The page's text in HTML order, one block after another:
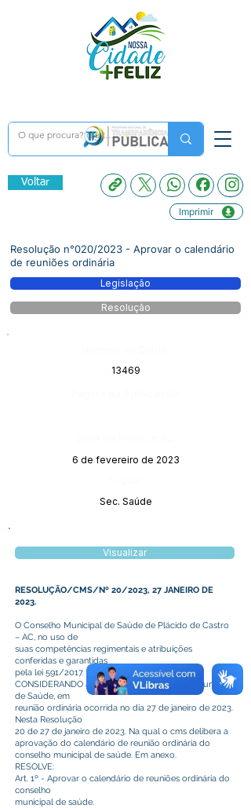
Voltar
Imprimir
Resolução n°020/2023 - Aprovar o calendário
de reuniões ordinária
Legislação
Resolução
13469
6 de fevereiro de 2023
Sec. Saúde
Visualizar
RESOLUÇÃO/CMS/Nº 20/2023, 27 JANEIRO DE
2023.
O Conselho Municipal de Saúde de Plácido de Castro
– AC, no uso de
suas competências regimentais e atribuições
conferidas e garantidas
pela lei 591/2017.
CONSIDERANDO a deliberação do Conselho Municipal
de Saúde, em
reunião ordinária ocorrida no dia 27 de janeiro de 2023.
Nesta Resolução
20 de 27 de janeiro de 2023. Na qual o cms delibera a
aprovação do calendário de reunião ordinária do
conselho municipal de saúde. Em anexo.
RESOLVE:
Art. 1º - Aprovar o calendário de reuniões ordinária do
conselho
municipal de saúde.